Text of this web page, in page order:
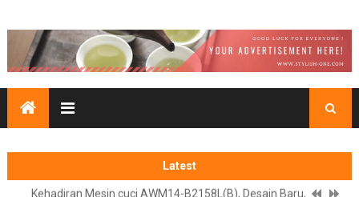
Latest
Melalui Meta, Diluncurkan Pelatihan Keterampilan AI untuk
UMKM di Indonesia
Benarkah Atap Asbes Menyebabkan Kanker Paru ? Yayasan
Kanker Indonesia Menjelaskan Bukti Ilmiahnya
Kehadiran Mesin cuci AWM14-B2158L(B), Desain Baru,